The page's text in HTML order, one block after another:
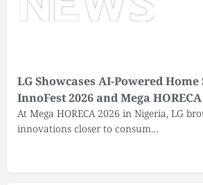
LG Showcases AI-Powered
InnoFest 2026 and Mega
At Mega HORECA 2026 in Nigeria, LG
innovations closer to consum…